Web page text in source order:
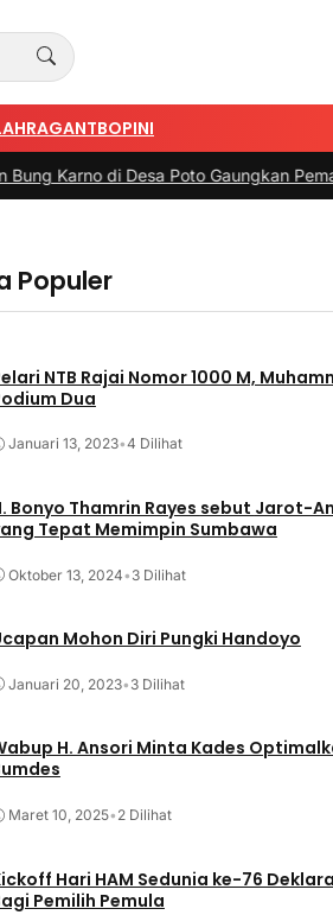
NTBOPINI
Poto Gaungkan Pemajuan
Populer
NTB Rajai Nomor 1000 M,
Dua
Januari 13, 2023•4 Dilihat
Thamrin Rayes sebut Jarot-Ansori Figur
Tepat Memimpin Sumbawa
Oktober 13, 2024• 3 Dilihat
Mohon Diri Pungki Handoyo
Januari 20, 2023• 3 Dilihat
H. Ansori Minta Kades
Maret 10, 2025• 2 Dilihat
Hari HAM Sedunia ke-76
Pemilih Pemula